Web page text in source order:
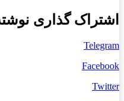
اشتراک گذاری
Telegram
Facebook
Twitter